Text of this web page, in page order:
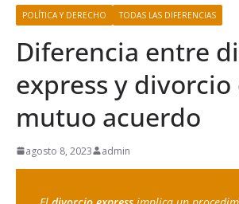
POLÍTICA Y DERECHO TODAS LAS DIFERENCIAS
Diferencia entre
express y divorcio
mutuo acuerdo
agosto 8, 2023 admin